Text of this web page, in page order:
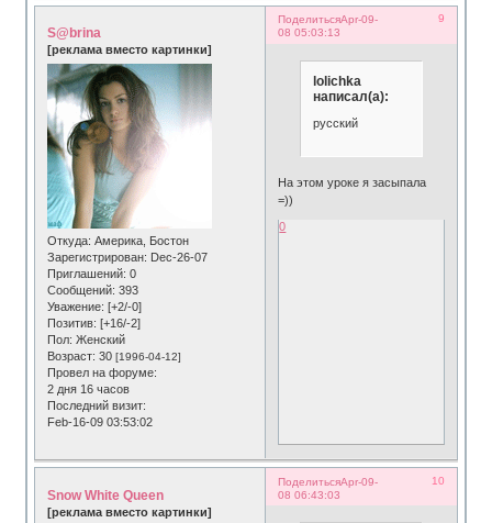
Поделиться 9
Apr-09-
08 05:03:13
S@brina
[реклама вместо картинки]
Откуда: Америка, Бостон
Зарегистрирован: Dec-26-07
Приглашений: 0
Сообщений: 393
Уважение: [+2/-0]
Позитив: [+16/-2]
Пол: Женский
Возраст: 30[1996-04-12]
Провел на форуме:
2 дня 16 часов
Последний визит:
Feb-16-09 03:53:02
lolichka
написал(а):
русский
На этом уроке я засыпала
=))
0
Поделиться 10
Apr-09-
08 06:43:03
Snow White Queen
[реклама вместо картинки]